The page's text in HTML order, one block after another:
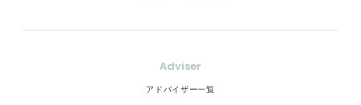
Adviser
アドバイザー一覧